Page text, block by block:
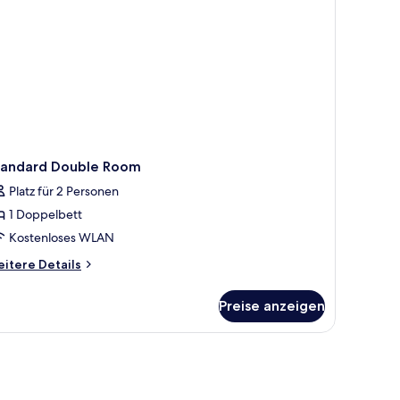
Double Room
Platz für 2 Personen
1 Doppelbett
Kostenloses WLAN
Details
Preise anzeigen